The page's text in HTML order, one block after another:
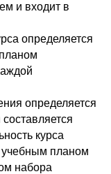
и входит в
определяется
определяется
курса
учебным планом
набора